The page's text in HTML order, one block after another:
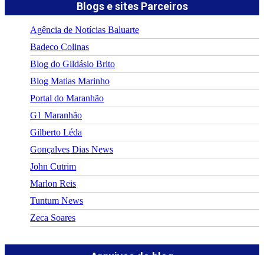
Blogs e sites Parceiros
Agência de Notícias Baluarte
Badeco Colinas
Blog do Gildásio Brito
Blog Matias Marinho
Portal do Maranhão
G1 Maranhão
Gilberto Léda
Gonçalves Dias News
John Cutrim
Marlon Reis
Tuntum News
Zeca Soares